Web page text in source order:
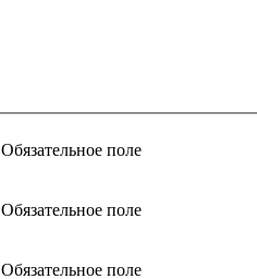
Обязательное поле
Обязательное поле
Обязательное поле